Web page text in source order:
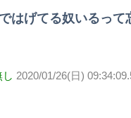
はげてる奴いるって
2020/01/26(日)